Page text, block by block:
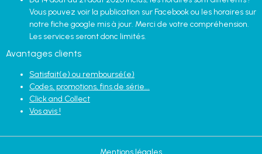
Vous pouvez voir la publication sur Facebook ou les horaires sur
notre fiche google mis à jour. Merci de votre compréhension.
Les services seront donc limités.
Avantages clients
Satisfait(e) ou remboursé(e)
Codes, promotions, fins de série...
Click and Collect
Vos avis !
Mentions légales